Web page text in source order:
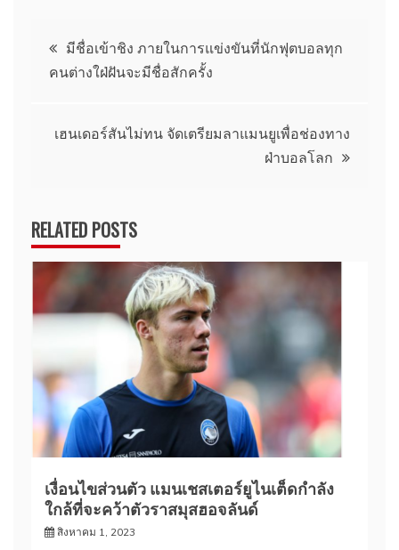
แนะแนว
เรื่อง
มีชื่อเข้าชิง ภายในการแข่งขันที่นักฟุตบอลทุก
คนต่างใฝ่ฝันจะมีชื่อสักครั้ง
เฮนเดอร์สันไม่ทน จัดเตรียมลาแมนยูเพื่อช่องทาง
ฝ่าบอลโลก
RELATED POSTS
เงื่อนไขส่วนตัว แมนเชสเตอร์ยูไนเต็ดกำลัง
ใกล้ที่จะคว้าตัวราสมุสฮอจลันด์
สิงหาคม 1, 2023